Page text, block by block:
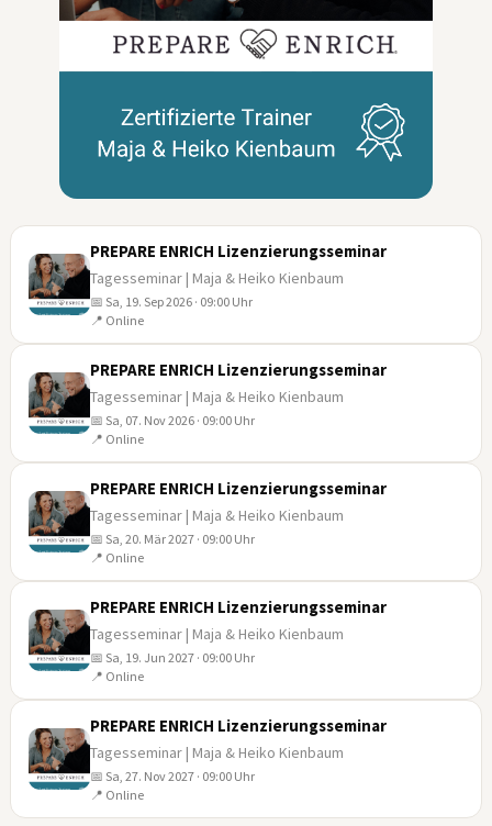
SEP
PREPARE ENRICH Lizenzierungsseminar
Tagesseminar | Maja & Heiko Kienbaum
📅 Sa, 19. Sep 2026 · 09:00 Uhr
📍 Online
NOV
PREPARE ENRICH Lizenzierungsseminar
Tagesseminar | Maja & Heiko Kienbaum
📅 Sa, 07. Nov 2026 · 09:00 Uhr
📍 Online
MÄR
PREPARE ENRICH Lizenzierungsseminar
Tagesseminar | Maja & Heiko Kienbaum
📅 Sa, 20. Mär 2027 · 09:00 Uhr
📍 Online
JUN
PREPARE ENRICH Lizenzierungsseminar
Tagesseminar | Maja & Heiko Kienbaum
📅 Sa, 19. Jun 2027 · 09:00 Uhr
📍 Online
NOV
PREPARE ENRICH Lizenzierungsseminar
Tagesseminar | Maja & Heiko Kienbaum
📅 Sa, 27. Nov 2027 · 09:00 Uhr
📍 Online